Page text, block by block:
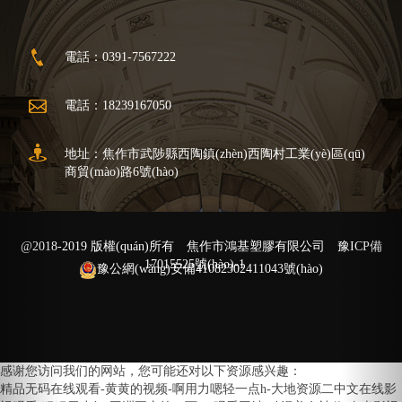
電話：0391-7567222
電話：18239167050
地址：焦作市武陟縣西陶鎮(zhèn)西陶村工業(yè)區(qū)
商貿(mào)路6號(hào)
@2018-2019 版權(quán)所有 焦作市鴻基塑膠有限公司 豫ICP備
17015525號(hào)-1
豫公網(wǎng)安備41082302411043號(hào)
感谢您访问我们的网站，您可能还对以下资源感兴趣：
精品无码在线观看-黄黄的视频-啊用力嗯轻一点h-大地资源二中文在线影